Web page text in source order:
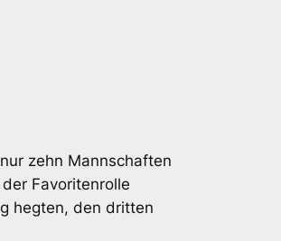
zehn Mannschaften
Favoritenrolle
hegten, den dritten